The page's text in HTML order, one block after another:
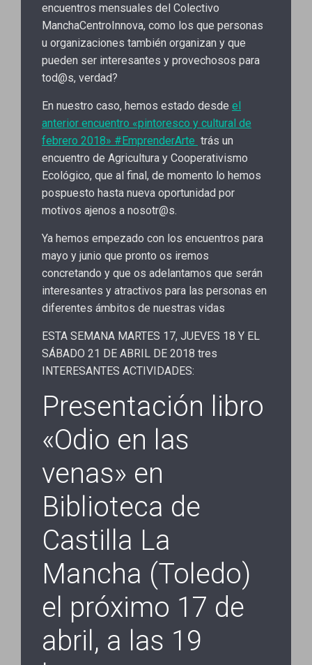
encuentros mensuales del Colectivo
ManchaCentroInnova, como los que personas
u organizaciones también organizan y que
pueden ser interesantes y provechosos para
tod@s, verdad?
En nuestro caso, hemos estado desde el
anterior encuentro «pintoresco y cultural de
febrero 2018» #EmprenderArte trás un
encuentro de Agricultura y Cooperativismo
Ecológico, que al final, de momento lo hemos
pospuesto hasta nueva oportunidad por
motivos ajenos a nosotr@s.
Ya hemos empezado con los encuentros para
mayo y junio que pronto os iremos
concretando y que os adelantamos que serán
interesantes y atractivos para las personas en
diferentes ámbitos de nuestras vidas
ESTA SEMANA MARTES 17, JUEVES 18 Y EL
SÁBADO 21 DE ABRIL DE 2018 tres
INTERESANTES ACTIVIDADES:
Presentación libro
«Odio en las
venas» en
Biblioteca de
Castilla La
Mancha (Toledo)
el próximo 17 de
abril, a las 19